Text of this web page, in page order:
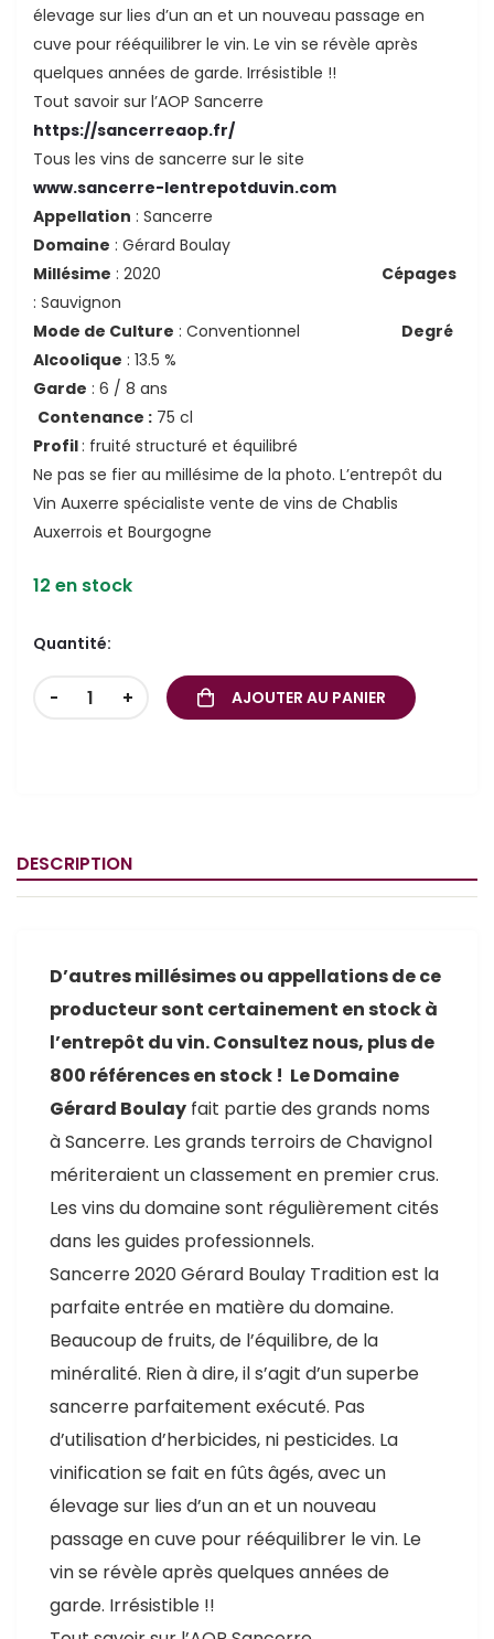
élevage sur lies d’un an et un nouveau passage en
cuve pour rééquilibrer le vin. Le vin se révèle après
quelques années de garde. Irrésistible !!
Tout savoir sur l’AOP Sancerre
https://sancerreaop.fr/
Tous les vins de sancerre sur le site
www.sancerre-lentrepotduvin.com
Appellation : Sancerre
Domaine : Gérard Boulay
Millésime : 2020 Cépages
: Sauvignon
Mode de Culture : Conventionnel Degré
Alcoolique : 13.5 %
Garde : 6 / 8 ans
Contenance : 75 cl
Profil : fruité structuré et équilibré
Ne pas se fier au millésime de la photo. L’entrepôt du
Vin Auxerre spécialiste vente de vins de Chablis
Auxerrois et Bourgogne
12 en stock
Quantité:
- + AJOUTER AU PANIER
DESCRIPTION
D’autres millésimes ou appellations de ce
producteur sont certainement en stock à
l’entrepôt du vin. Consultez nous, plus de
800 références en stock ! Le Domaine
Gérard Boulay fait partie des grands noms
à Sancerre. Les grands terroirs de Chavignol
mériteraient un classement en premier crus.
Les vins du domaine sont régulièrement cités
dans les guides professionnels.
Sancerre 2020 Gérard Boulay Tradition est la
parfaite entrée en matière du domaine.
Beaucoup de fruits, de l’équilibre, de la
minéralité. Rien à dire, il s’agit d’un superbe
sancerre parfaitement exécuté. Pas
d’utilisation d’herbicides, ni pesticides. La
vinification se fait en fûts âgés, avec un
élevage sur lies d’un an et un nouveau
passage en cuve pour rééquilibrer le vin. Le
vin se révèle après quelques années de
garde. Irrésistible !!